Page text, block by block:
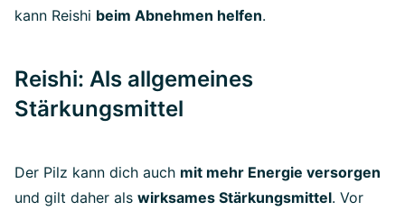
kann Reishi beim Abnehmen helfen.
Reishi: Als allgemeines
Stärkungsmittel
Der Pilz kann dich auch mit mehr Energie versorgen
und gilt daher als wirksames Stärkungsmittel. Vor